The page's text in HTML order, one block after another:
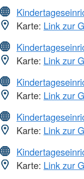
Karte: Link zur
Karte: Link zur
Karte: Link zur
Karte: Link zur
Karte: Link zur